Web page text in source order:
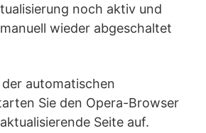
noch aktiv und
wieder abgeschaltet
automatischen
Sie den Opera-Browser
Seite auf.